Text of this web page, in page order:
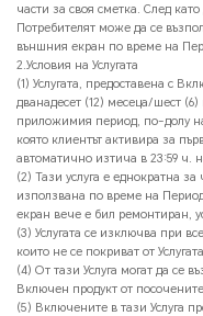
части за своя сметка. След
Потребителят може да се
външния екран по време на
2.Условия на Услугата
(1) Услугата, предоставена с
дванадесет (12) месеца/шест
приложимия период, по-долу
която клиентът активира за
автоматично изтича в 23:59 ч.
(2) Тази услуга е еднократна
използвана по време на
екран вече е бил ремонтиран,
(3) Услугата се изключва при
които не се покриват от
(4) От тази Услуга могат да се
Включен продукт от
(5) Включените в тази Услуга